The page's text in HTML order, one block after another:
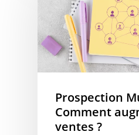
Prospection
Comment
ventes ?